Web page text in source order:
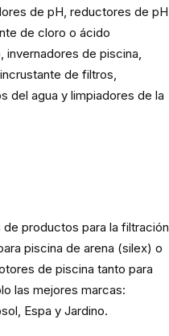
de pH, reductores de
de cloro o ácido
invernadores de piscina,
de filtros,
del agua y limpiadores de la
productos para la filtración
piscina de arena (silex) o
de piscina tanto para
las mejores marcas:
Espa y Jardino.